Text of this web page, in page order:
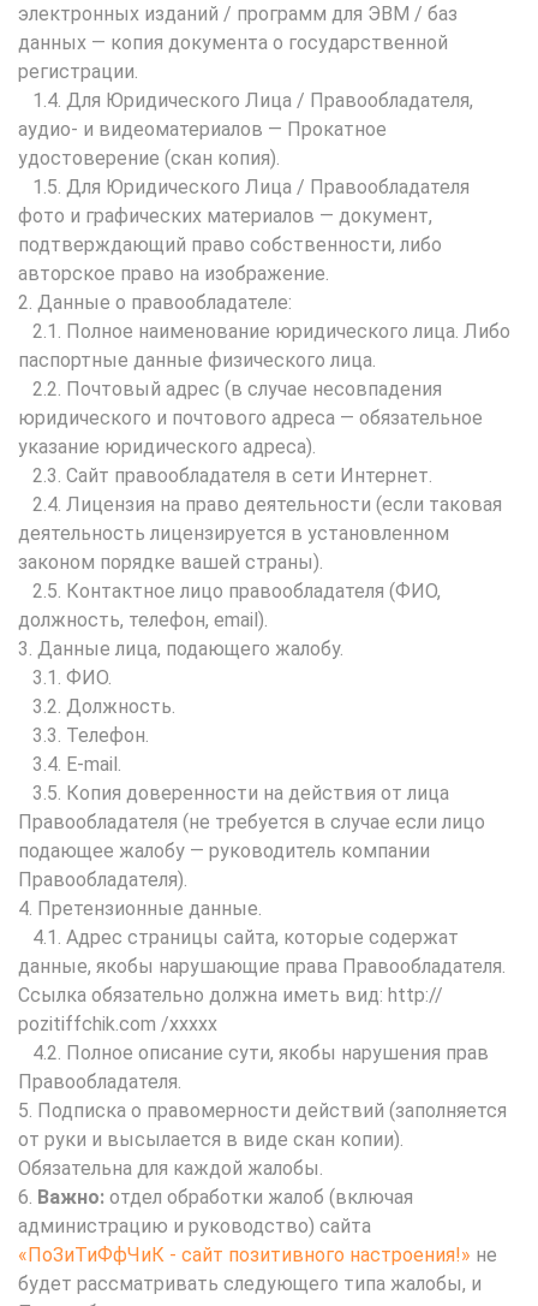
электронных изданий / программ для ЭВМ / баз
данных — копия документа о государственной
регистрации.
1.4. Для Юридического Лица / Правообладателя,
аудио- и видеоматериалов — Прокатное
удостоверение (скан копия).
1.5. Для Юридического Лица / Правообладателя
фото и графических материалов — документ,
подтверждающий право собственности, либо
авторское право на изображение.
2. Данные о правообладателе:
2.1. Полное наименование юридического лица. Либо
паспортные данные физического лица.
2.2. Почтовый адрес (в случае несовпадения
юридического и почтового адреса — обязательное
указание юридического адреса).
2.3. Сайт правообладателя в сети Интернет.
2.4. Лицензия на право деятельности (если таковая
деятельность лицензируется в установленном
законом порядке вашей страны).
2.5. Контактное лицо правообладателя (ФИО,
должность, телефон, email).
3. Данные лица, подающего жалобу.
3.1. ФИО.
3.2. Должность.
3.3. Телефон.
3.4. E-mail.
3.5. Копия доверенности на действия от лица
Правообладателя (не требуется в случае если лицо
подающее жалобу — руководитель компании
Правообладателя).
4. Претензионные данные.
4.1. Адрес страницы сайта, которые содержат
данные, якобы нарушающие права Правообладателя.
Ссылка обязательно должна иметь вид: http://
pozitiffchik.com /xxxxx
4.2. Полное описание сути, якобы нарушения прав
Правообладателя.
5. Подписка о правомерности действий (заполняется
от руки и высылается в виде скан копии).
Обязательна для каждой жалобы.
6. Важно: отдел обработки жалоб (включая
администрацию и руководство) сайта
«ПоЗиТиФфЧиК - сайт позитивного настроения!» не
будет рассматривать следующего типа жалобы, и